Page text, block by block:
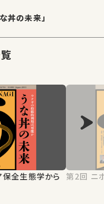
丼の未来」
第2